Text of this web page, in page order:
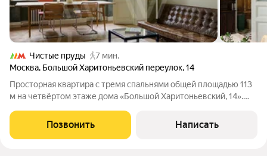
Чистые пруды
7 мин.
Москва, Большой Харитоньевский переулок,14
Просторная квартира с тремя спальнями общей площадью 113
м на четвёртом этаже дома «Большой Харитоньевский, 14».
восстановлением оригинальной лепнины, реставрацией
деревянных дверей и паркетного пола.
Позвонить Написать